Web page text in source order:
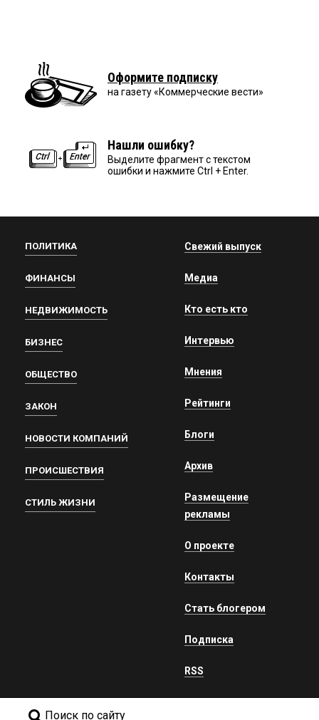
Оформите подписку
на газету «Коммерческие вести»
Нашли ошибку?
Выделите фрагмент с текстом
ошибки и нажмите Ctrl + Enter.
ПОЛИТИКА
ФИНАНСЫ
НЕДВИЖИМОСТЬ
БИЗНЕС
ОБЩЕСТВО
ЗАКОН
НОВОСТИ КОМПАНИЙ
ПРОИСШЕСТВИЯ
СТИЛЬ ЖИЗНИ
Свежий выпуск
Медиа
Кто есть кто
Интервью
Мнения
Рейтинги
Блоги
Архив
Размещение
рекламы
О проекте
Контакты
Стать блогером
Подписка
RSS
Поиск по сайту